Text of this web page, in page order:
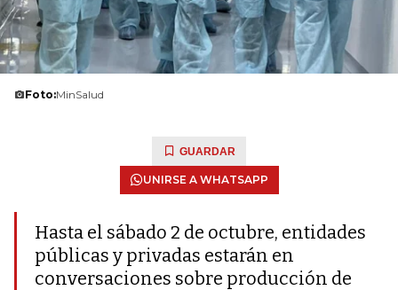
Foto:MinSalud
GUARDAR
UNIRSE A WHATSAPP
Hasta el sábado 2 de octubre, entidades
públicas y privadas estarán en
conversaciones sobre producción de